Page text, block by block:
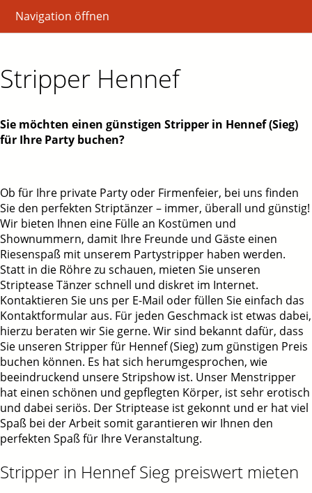
Navigation öffnen
Stripper Hennef
Sie möchten einen günstigen Stripper in Hennef (Sieg)
für Ihre Party buchen?
Ob für Ihre private Party oder Firmenfeier, bei uns finden
Sie den perfekten Striptänzer – immer, überall und günstig!
Wir bieten Ihnen eine Fülle an Kostümen und
Shownummern, damit Ihre Freunde und Gäste einen
Riesenspaß mit unserem Partystripper haben werden.
Statt in die Röhre zu schauen, mieten Sie unseren
Striptease Tänzer schnell und diskret im Internet.
Kontaktieren Sie uns per E-Mail oder füllen Sie einfach das
Kontaktformular aus. Für jeden Geschmack ist etwas dabei,
hierzu beraten wir Sie gerne. Wir sind bekannt dafür, dass
Sie unseren Stripper für Hennef (Sieg) zum günstigen Preis
buchen können. Es hat sich herumgesprochen, wie
beeindruckend unsere Stripshow ist. Unser Menstripper
hat einen schönen und gepflegten Körper, ist sehr erotisch
und dabei seriös. Der Striptease ist gekonnt und er hat viel
Spaß bei der Arbeit somit garantieren wir Ihnen den
perfekten Spaß für Ihre Veranstaltung.
Stripper in Hennef Sieg preiswert mieten